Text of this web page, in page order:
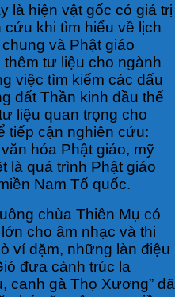
là hiện vật gốc có giá trị
khi tìm hiểu về lịch
và Phật giáo
tư liệu cho ngành
việc tìm kiếm các dấu
đất Thần kinh đầu thế
liệu quan trọng cho
tiếp cận nghiên cứu:
hóa Phật giáo, mỹ
là quá trình Phật giáo
Nam Tổ quốc.
chùa Thiên Mụ có
cho âm nhạc và thi
ví dặm, những làn điệu
đưa cành trúc la
canh gà Thọ Xương” đã